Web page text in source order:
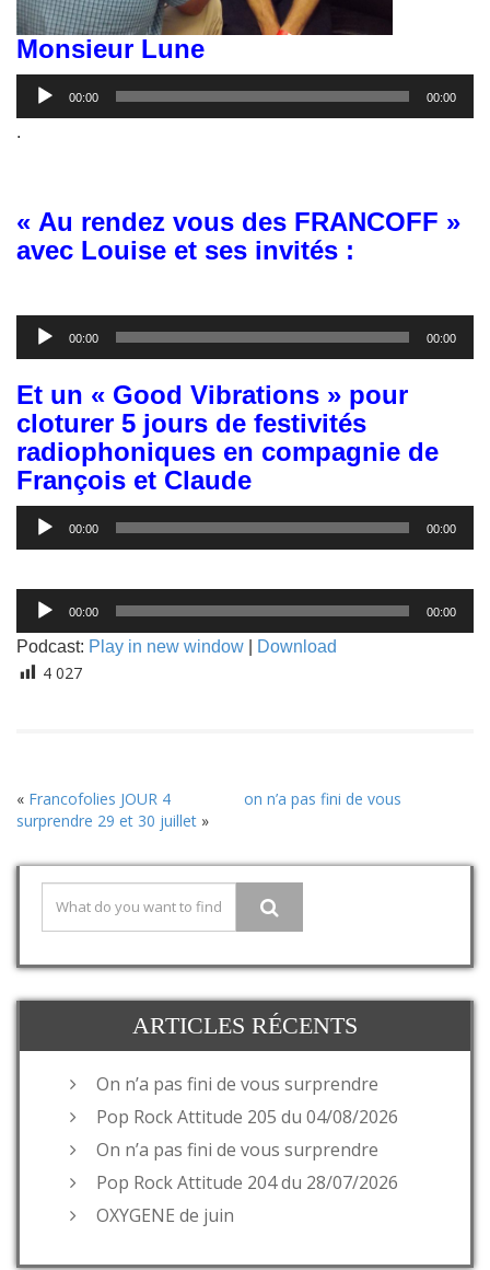
Monsieur Lune
Lecteur
audio
00:00 00:00
.
« Au rendez vous des FRANCOFF »
avec Louise et ses invités :
Lecteur
audio
00:00 00:00
Et un « Good Vibrations » pour
cloturer 5 jours de festivités
radiophoniques en compagnie de
François et Claude
Lecteur
audio
00:00 00:00
Lecteur
audio
00:00 00:00
Podcast: Play in new window Download
4 027
« Francofolies JOUR 4
on n’a pas fini de vous
surprendre 29 et 30 juillet »
ARTICLES RÉCENTS
On n’a pas fini de vous surprendre
Pop Rock Attitude 205 du 04/08/2026
On n’a pas fini de vous surprendre
Pop Rock Attitude 204 du 28/07/2026
OXYGENE de juin